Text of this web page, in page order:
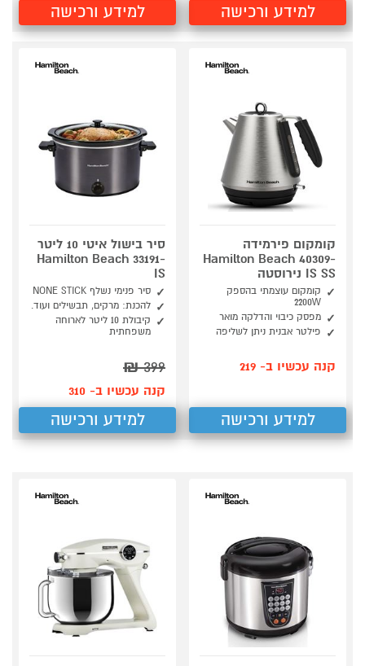
למידע ורכישה למידע ורכישה
קומקום פירמידה
Hamilton Beach 40309-
IS SS נירוסטה
קומקום עוצמתי בהספק
2200W
מפסק כיבוי והדלקה מואר
פילטר אבנית ניתן לשליפה
קנה עכשיו ב- 219
למידע ורכישה
סיר בישול איטי 10 ליטר
Hamilton Beach 33191-
IS
סיר פנימי נשלף NONE STICK
להכנת: מרקים, תבשילים ועוד.
קיבולת 10 ליטר לארוחה
משפחתית
399
₪
קנה עכשיו ב- 310
למידע ורכישה